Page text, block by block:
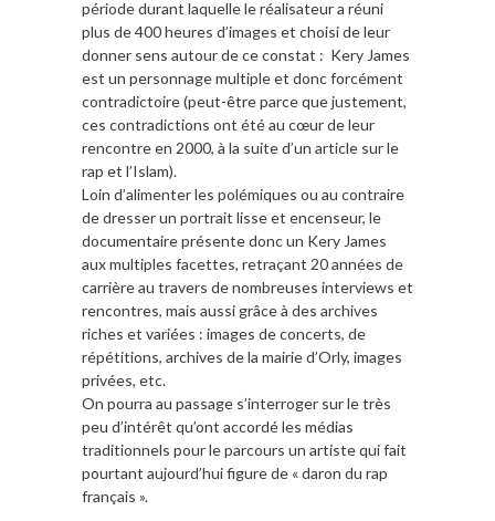
période durant laquelle le réalisateur a réuni
plus de 400 heures d’images et choisi de leur
donner sens autour de ce constat : Kery James
est un personnage multiple et donc forcément
contradictoire (peut-être parce que justement,
ces contradictions ont été au cœur de leur
rencontre en 2000, à la suite d’un article sur le
rap et l’Islam).
Loin d’alimenter les polémiques ou au contraire
de dresser un portrait lisse et encenseur, le
documentaire présente donc un Kery James
aux multiples facettes, retraçant 20 années de
carrière au travers de nombreuses interviews et
rencontres, mais aussi grâce à des archives
riches et variées : images de concerts, de
répétitions, archives de la mairie d’Orly, images
privées, etc.
On pourra au passage s’interroger sur le très
peu d’intérêt qu’ont accordé les médias
traditionnels pour le parcours un artiste qui fait
pourtant aujourd’hui figure de « daron du rap
français ».